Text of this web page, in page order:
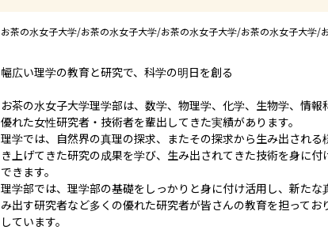
お茶の水女子大学/お茶の水女子大学/お茶の水女子大学/お茶の水女子大学/
幅広い理学の教育と研究で、科学の明日を創る
お茶の水女子大学理学部は、数学、物理学、化学、生物学、情
優れた女性研究者・技術者を輩出してきた実績があります。
理学では、自然界の真理の探求、またその探求から生み出され
き上げてきた研究の成果を学び、生み出されてきた技術を身に
できます。
理学部では、理学部の基礎をしっかりと身に付け活用し、新た
み出す研究者など多くの優れた研究者が皆さんの教育を担って
しています。